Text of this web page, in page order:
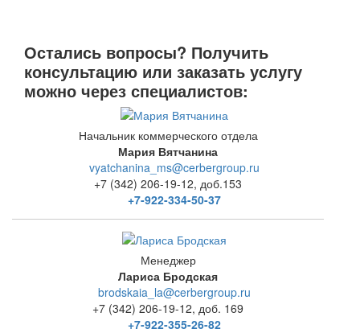
Остались вопросы? Получить
консультацию или заказать услугу
можно через специалистов:
Начальник коммерческого отдела
Мария Вятчанина
vyatchanina_ms@cerbergroup.ru
+7 (342) 206-19-12, доб.153
+7-922-334-50-37
Менеджер
Лариса Бродская
brodskaia_la@cerbergroup.ru
+7 (342) 206-19-12, доб. 169
+7-922-355-26-82